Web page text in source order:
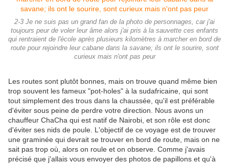
2-3 Je ne suis pas un grand fan de la photo de personnages, car j'ai
toujours peur de voler leur âme alors j'ai pris à la sauvette ces enfants
qui rentraient de l'école après plusieurs kilomètres à marcher en bord de
route pour rejoindre leur cabane dans la savane; ils ont le sourire, sont
curieux mais n'ont pas peur
Les routes sont plutôt bonnes, mais on trouve quand même bien
trop souvent les fameux "pot-holes" à la sudafricaine, qui sont
tout simplement des trous dans la chaussée, qu'il est préférable
d'éviter sous peine de perdre votre direction. Nous avons un
chauffeur ChaCha qui est natif de Nairobi, et son rôle est donc
d'éviter ses nids de poule. L'objectif de ce voyage est de trouver
une graminée qui devrait se trouver en bord de route, mais on ne
sait pas trop où, alors on roule et on observe. Comme j'avais
précisé que j'allais vous envoyer des photos de papillons et qu'à